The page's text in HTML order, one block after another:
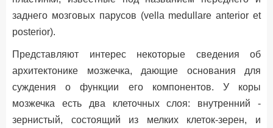
заднего мозговых парусов (vella medullare anterior et
posterior).
Представляют интерес некоторые сведения об
архитектонике мозжечка, дающие основания для
суждения о функции его компонентов. У коры
мозжечка есть два клеточных слоя: внутренний -
зернистый, состоящий из мелких клеток-зерен, и